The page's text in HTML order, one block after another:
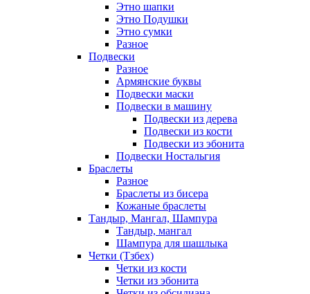
Этно шапки
Этно Подушки
Этно сумки
Разное
Подвески
Разное
Армянские буквы
Подвески маски
Подвески в машину
Подвески из дерева
Подвески из кости
Подвески из эбонита
Подвески Ностальгия
Браслеты
Разное
Браслеты из бисера
Кожаные браслеты
Тандыр, Мангал, Шампура
Тандыр, мангал
Шампура для шашлыка
Четки (Тзбех)
Четки из кости
Четки из эбонита